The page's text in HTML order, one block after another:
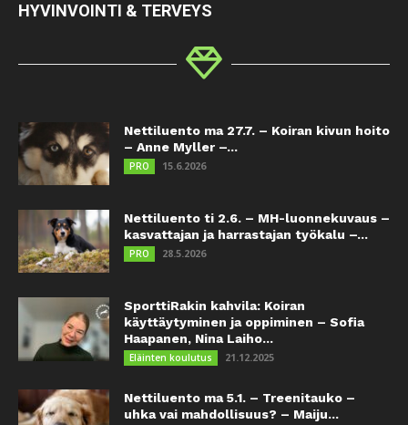
HYVINVOINTI & TERVEYS
Nettiluento ma 27.7. – Koiran kivun hoito
– Anne Myller –...
PRO 15.6.2026
Nettiluento ti 2.6. – MH-luonnekuvaus –
kasvattajan ja harrastajan työkalu –...
PRO 28.5.2026
SporttiRakin kahvila: Koiran
käyttäytyminen ja oppiminen – Sofia
Haapanen, Nina Laiho...
Eläinten koulutus 21.12.2025
Nettiluento ma 5.1. – Treenitauko –
uhka vai mahdollisuus? – Maiju...